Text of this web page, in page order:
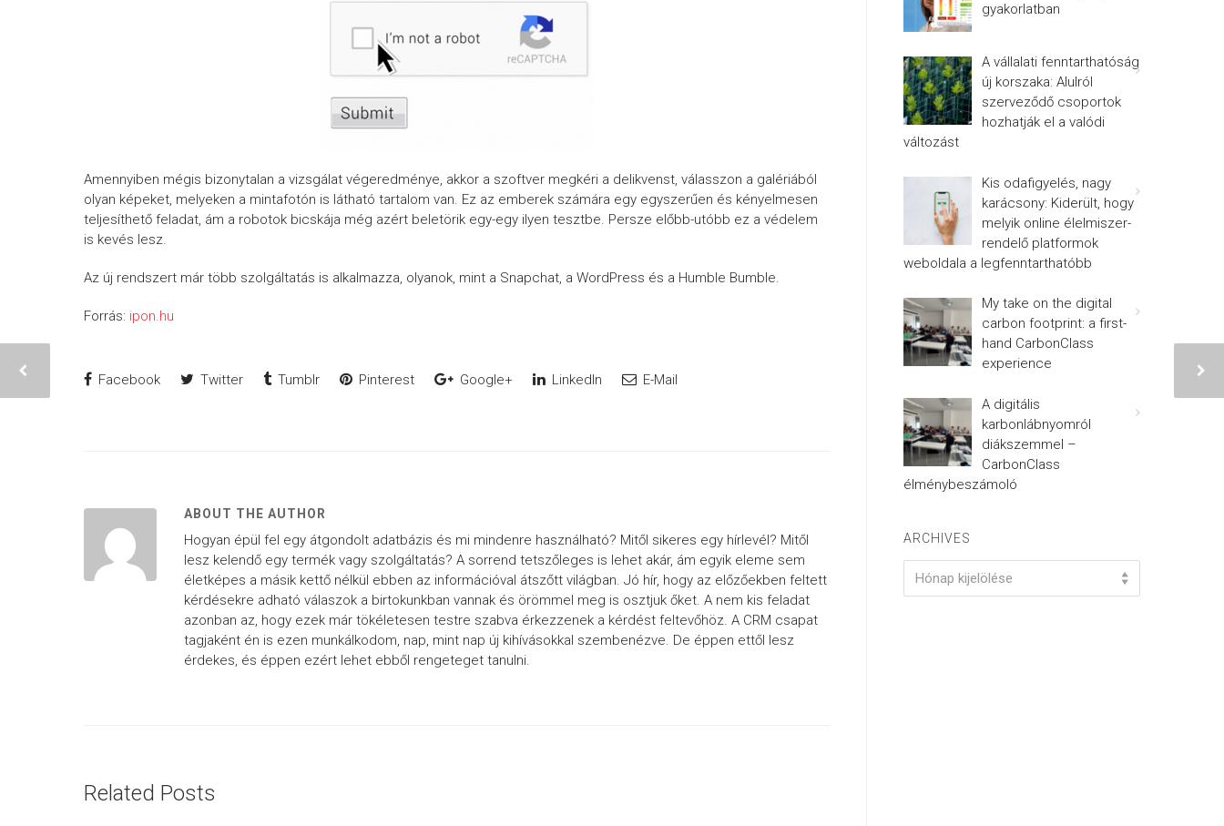
Amennyiben mégis bizonytalan a vizsgálat végeredménye, akkor a szoftver megkéri a delikvenst, válasszon a galériából
olyan képeket, melyeken a mintafotón is látható tartalom van. Ez az emberek számára egy egyszerűen és kényelmesen
teljesíthető feladat, ám a robotok bicskája még azért beletörik egy-egy ilyen tesztbe. Persze előbb-utóbb ez a védelem
is kevés lesz.
Az új rendszert már több szolgáltatás is alkalmazza, olyanok, mint a Snapchat, a WordPress és a Humble Bumble.
Forrás: ipon.hu
Facebook Twitter Tumblr Pinterest Google+ LinkedIn E-Mail
ABOUT THE AUTHOR
Hogyan épül fel egy átgondolt adatbázis és mi mindenre használható? Mitől sikeres egy hírlevél? Mitől
lesz kelendő egy termék vagy szolgáltatás? A sorrend tetszőleges is lehet akár, ám egyik eleme sem
életképes a másik kettő nélkül ebben az információval átszőtt világban. Jó hír, hogy az előzőekben feltett
kérdésekre adható válaszok a birtokunkban vannak és örömmel meg is osztjuk őket. A nem kis feladat
azonban az, hogy ezek már tökéletesen testre szabva érkezzenek a kérdést feltevőhöz. A CRM csapat
tagjaként én is ezen munkálkodom, nap, mint nap új kihívásokkal szembenézve. De éppen ettől lesz
érdekes, és éppen ezért lehet ebből rengeteget tanulni.
Related Posts
gyakorlatban
A vállalati fenntarthatóság
új korszaka: Alulról
szerveződő csoportok
hozhatják el a valódi
változást
Kis odafigyelés, nagy
karácsony: Kiderült, hogy
melyik online élelmiszer-
rendelő platformok
weboldala a legfenntarthatóbb
My take on the digital
carbon footprint: a first-
hand CarbonClass
experience
A digitális
karbonlábnyomról
diákszemmel –
CarbonClass
élménybeszámoló
ARCHIVES
Hónap kijelölése